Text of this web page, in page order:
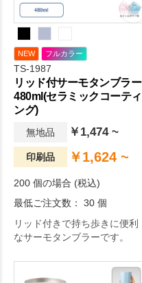
NEW フルカラー
TS-1987
リッド付サーモタンブラー
480ml(セラミックコーティ
ング)
無地品 ￥1,474 ~
印刷品 ￥1,624 ~
200 個の場合 (税込)
最低ご注文数： 30 個
リッド付きで持ち歩きに便利
なサーモタンブラーです。